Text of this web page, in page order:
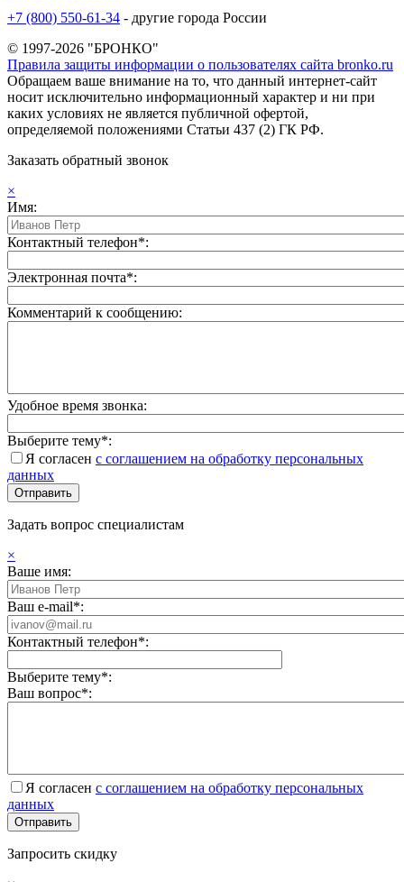
+7 (800) 550-61-34 - другие города России
© 1997-2026 "БРОНКО"
Правила защиты информации о пользователях сайта bronko.ru
Обращаем ваше внимание на то, что данный интернет-сайт
носит исключительно информационный характер и ни при
каких условиях не является публичной офертой,
определяемой положениями Статьи 437 (2) ГК РФ.
Заказать обратный звонок
×
Имя:
Контактный телефон*:
Электронная почта*:
Комментарий к сообщению:
Удобное время звонка:
Выберите тему*:
Я согласен с соглашением на обработку персональных
данных
Задать вопрос специалистам
×
Ваше имя:
Ваш e-mail*:
Контактный телефон*:
Выберите тему*:
Ваш вопрос*:
Я согласен с соглашением на обработку персональных
данных
Запросить скидку